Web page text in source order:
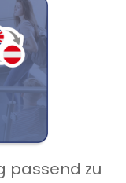
passend zu